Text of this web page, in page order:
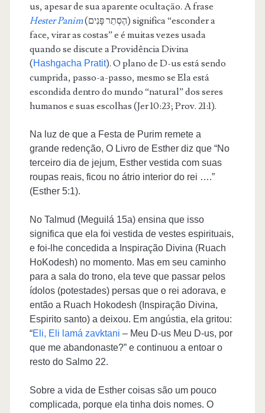
us, apesar de sua aparente ocultação. A frase
Hester Panim(הֶסְתֵר פָּנִים) significa “esconder a
face, virar as costas” e é muitas vezes usada
quando se discute a Providência Divina
(Hashgacha Pratit). O plano de D-us está sendo
cumprida, passo-a-passo, mesmo se Ela está
escondida dentro do mundo “natural” dos seres
humanos e suas escolhas (Jer 10:23; Prov. 21:1).
Na luz de que a Festa de Purim remete a
grande redenção, O Livro de Esther diz que “No
terceiro dia de jejum, Esther vestida com suas
roupas reais, ficou no átrio interior do rei ….”
(Esther 5:1).
No Talmud (Meguilá 15a) ensina que isso
significa que ela foi vestida de vestes espirituais,
e foi-lhe concedida a Inspiração Divina (Ruach
HoKodesh) no momento. Mas em seu caminho
para a sala do trono, ela teve que passar pelos
ídolos (potestades) persas que o rei adorava, e
então a Ruach Hokodesh (Inspiração Divina,
Espirito santo) a deixou. Em angústia, ela gritou:
“Eli, Eli lamá zavktani – Meu D-us Meu D-us, por
que me abandonaste?” e continuou a entoar o
resto do Salmo 22.
Sobre a vida de Esther coisas são um pouco
complicada, porque ela tinha dois nomes. O